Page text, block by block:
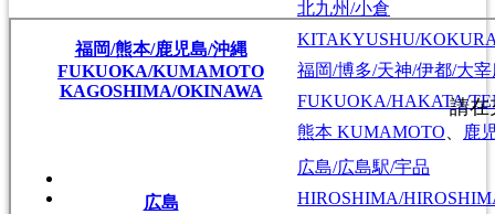
福岡/熊本/鹿児島/沖縄
FUKUOKA/KUMAMOTO
KAGOSHIMA/OKINAWA
北九州/小倉
KITAKYUSHU/
福岡/博多/天神/伊都/大宰
FUKUOKA/HAKATA/
熊本 KUMAMOTO 鹿
広島
広島/広島駅/宇品
HIROSHIMA/